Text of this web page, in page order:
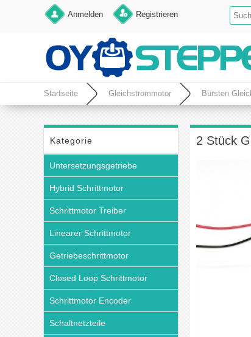
Anmelden Registrieren
Startseite Gleichstrommotor Bürsten
Kategorie
Untersetzungsgetriebe
Hybrid Schrittmotor
Schrittmotor Treiber
Linearer Schrittmotor
Getriebeschrittmotor
Closed Loop Schrittmotor
Schrittmotor Encoder
Schaltnetzteile
2 Stück